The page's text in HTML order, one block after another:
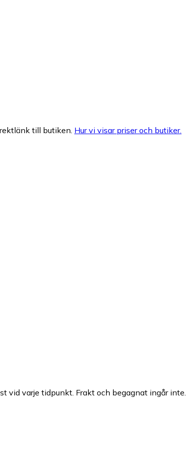
till butiken. Hur vi visar priser och butiker.
vid varje tidpunkt. Frakt och begagnat ingår inte.